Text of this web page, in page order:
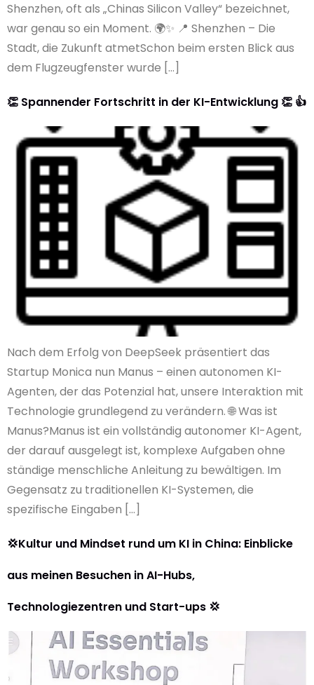
Shenzhen, oft als „Chinas Silicon Valley“ bezeichnet,
war genau so ein Moment. 🌍✨ 📍 Shenzhen – Die
Stadt, die Zukunft atmetSchon beim ersten Blick aus
dem Flugzeugfenster wurde […]
👏 Spannender Fortschritt in der KI-Entwicklung 👏 👍
Nach dem Erfolg von DeepSeek präsentiert das
Startup Monica nun Manus – einen autonomen KI-
Agenten, der das Potenzial hat, unsere Interaktion mit
Technologie grundlegend zu verändern.​ 🌐 Was ist
Manus?Manus ist ein vollständig autonomer KI-Agent,
der darauf ausgelegt ist, komplexe Aufgaben ohne
ständige menschliche Anleitung zu bewältigen. Im
Gegensatz zu traditionellen KI-Systemen, die
spezifische Eingaben […]
💢Kultur und Mindset rund um KI in China: Einblicke
aus meinen Besuchen in AI-Hubs,
Technologiezentren und Start-ups 💢